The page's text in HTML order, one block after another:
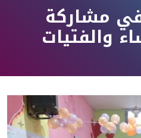
مشاركة
والفتيات